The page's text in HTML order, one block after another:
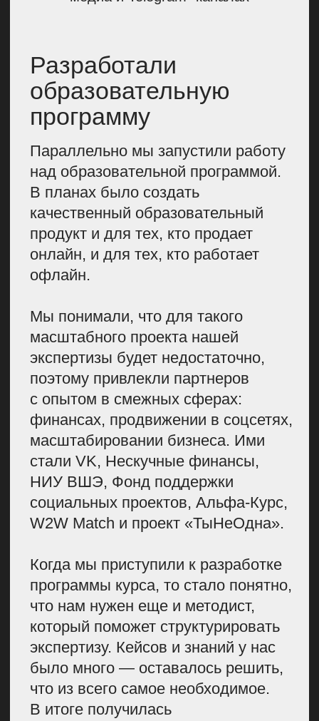
от Flowwow и партнеров. Это были
консультации от экспертов, сниженная
комиссия на несколько месяцев, мерч
и другие полезные подарки
и решили: поскольку одна из задач
нашего спецпроекта — вдохновлять
женщин, то будет круто пригласить
известную предпринимательницу,
которая могла бы поделиться
рекомендации. Такой героиней
стала Ирена Понарошку. Ранее
мы с ней уже работали: делали
интеграции, которые показали
Ирена подходит нашему бренду
по ценностям. Мы не ошиблись:
звездный эфир набрал более 70
000 просмотров. Аудитория была
очень вовлечена, активно задавала
вопросы и участвовала
в обсуждении.
Сделали выводы
по итогам
спецпроекта
Выводов много, но остановлюсь
Не бойтесь касаться
стереотипов.Когда
мы работали над роликом про
музей женских сомнений,
то много обсуждали, нужно ли
затрагивать ту или иную тему.
Допустимо ли касаться страхов
и негатива — это не совсем
созвучно нашему tone of voice.
неклассические для бренда